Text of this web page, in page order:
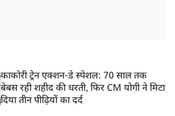
काकोरी ट्रेन एक्शन-डे स्पेशल: 70 साल तक
बेबस रही शहीद की धरती, फिर CM योगी ने मिटा
दिया तीन पीढ़ियों का दर्द